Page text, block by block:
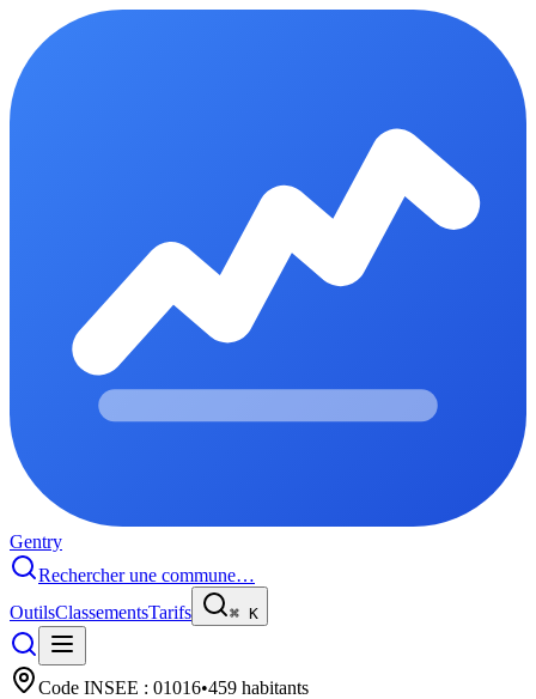
Gentry
Rechercher une commune…
OutilsClassementsTarifs ⌘ K
Code INSEE : 01016•459 habitants